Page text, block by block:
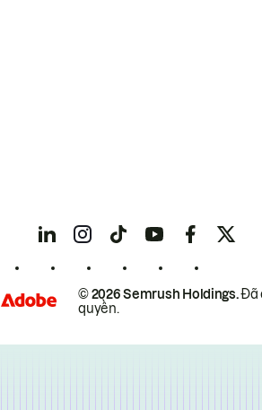
© 2026 Semrush Holdings.Đã
quyền.